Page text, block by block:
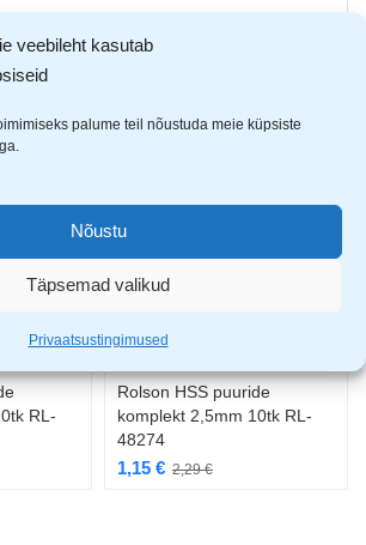
veebileht kasutab
palume teil nõustuda meie küpsiste
Nõustu
Täpsemad valikud
Privaatsustingimused
RL-
Rolson HSS puuride
komplekt 2,5mm 10tk RL-
48274
2,29€
1,15 €